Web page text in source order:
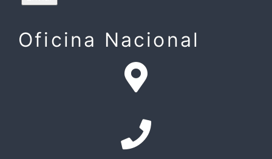
Oficina Nacional